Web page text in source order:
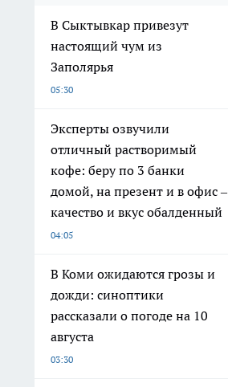
В Сыктывкар привезут
настоящий чум из
Заполярья
05:30
Эксперты озвучили
отличный растворимый
кофе: беру по 3 банки
домой, на презент и в офис –
качество и вкус обалденный
04:05
В Коми ожидаются грозы и
дожди: синоптики
рассказали о погоде на 10
августа
03:30